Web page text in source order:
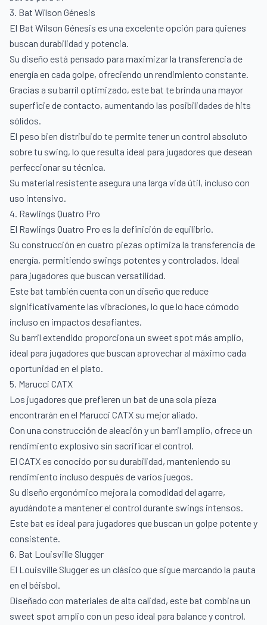
3. Bat Wilson Génesis
El Bat Wilson Génesis es una excelente opción para quienes
buscan durabilidad y potencia.
Su diseño está pensado para maximizar la transferencia de
energía en cada golpe, ofreciendo un rendimiento constante.
Gracias a su barril optimizado, este bat te brinda una mayor
superficie de contacto, aumentando las posibilidades de hits
sólidos.
El peso bien distribuido te permite tener un control absoluto
sobre tu swing, lo que resulta ideal para jugadores que desean
perfeccionar su técnica.
Su material resistente asegura una larga vida útil, incluso con
uso intensivo.
4. Rawlings Quatro Pro
El Rawlings Quatro Pro es la definición de equilibrio.
Su construcción en cuatro piezas optimiza la transferencia de
energía, permitiendo swings potentes y controlados. Ideal
para jugadores que buscan versatilidad.
Este bat también cuenta con un diseño que reduce
significativamente las vibraciones, lo que lo hace cómodo
incluso en impactos desafiantes.
Su barril extendido proporciona un sweet spot más amplio,
ideal para jugadores que buscan aprovechar al máximo cada
oportunidad en el plato.
5. Marucci CATX
Los jugadores que prefieren un bat de una sola pieza
encontrarán en el Marucci CATX su mejor aliado.
Con una construcción de aleación y un barril amplio, ofrece un
rendimiento explosivo sin sacrificar el control.
El CATX es conocido por su durabilidad, manteniendo su
rendimiento incluso después de varios juegos.
Su diseño ergonómico mejora la comodidad del agarre,
ayudándote a mantener el control durante swings intensos.
Este bat es ideal para jugadores que buscan un golpe potente y
consistente.
6. Bat Louisville Slugger
El Louisville Slugger es un clásico que sigue marcando la pauta
en el béisbol.
Diseñado con materiales de alta calidad, este bat combina un
sweet spot amplio con un peso ideal para balance y control.